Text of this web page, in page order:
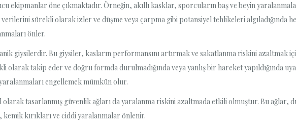
ekipmanlar öne çıkmaktadır. Örneğin, akıllı kasklar, sporcuların baş ve beyin
sürekli olarak izler ve düşme veya çarpma gibi potansiyel tehlikeleri algıladığında
önler.
giysilerdir. Bu giysiler, kasların performansını artırmak ve sakatlanma riskini azaltmak
takip eder ve doğru formda durulmadığında veya yanlış bir hareket yapıldığında
engellemek mümkün olur.
tasarlanmış güvenlik ağları da yaralanma riskini azaltmada etkili olmuştur. Bu ağlar,
kırıkları ve ciddi yaralanmalar önlenir.